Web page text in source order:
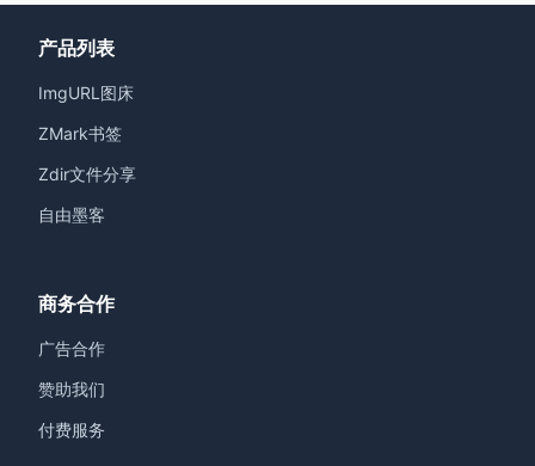
产品列表
ImgURL图床
ZMark书签
Zdir文件分享
自由墨客
商务合作
广告合作
赞助我们
付费服务